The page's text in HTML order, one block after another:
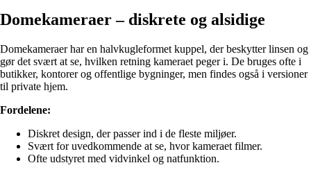
Domekameraer – diskrete og alsidige
Domekameraer har en halvkugleformet kuppel, der beskytter linsen og
gør det svært at se, hvilken retning kameraet peger i. De bruges ofte i
butikker, kontorer og offentlige bygninger, men findes også i versioner
til private hjem.
Fordelene:
Diskret design, der passer ind i de fleste miljøer.
Svært for uvedkommende at se, hvor kameraet filmer.
Ofte udstyret med vidvinkel og natfunktion.